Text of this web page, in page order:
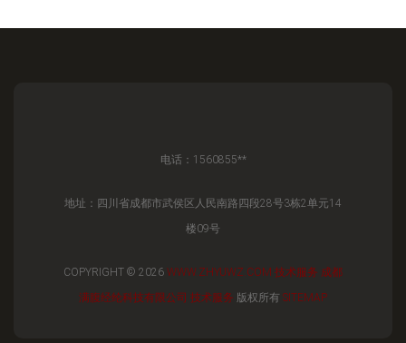
电话：1560855**
地址：四川省成都市武侯区人民南路四段28号3栋2单元14
楼09号
COPYRIGHT © 2026 WWW.ZHYUWZ.COM 技术服务 成都
满腹经纶科技有限公司 技术服务 版权所有 SITEMAP